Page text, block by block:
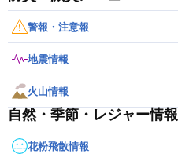
警報・注意報
地震情報
火山情報
自然・季節・レジャー情報
花粉飛散情報